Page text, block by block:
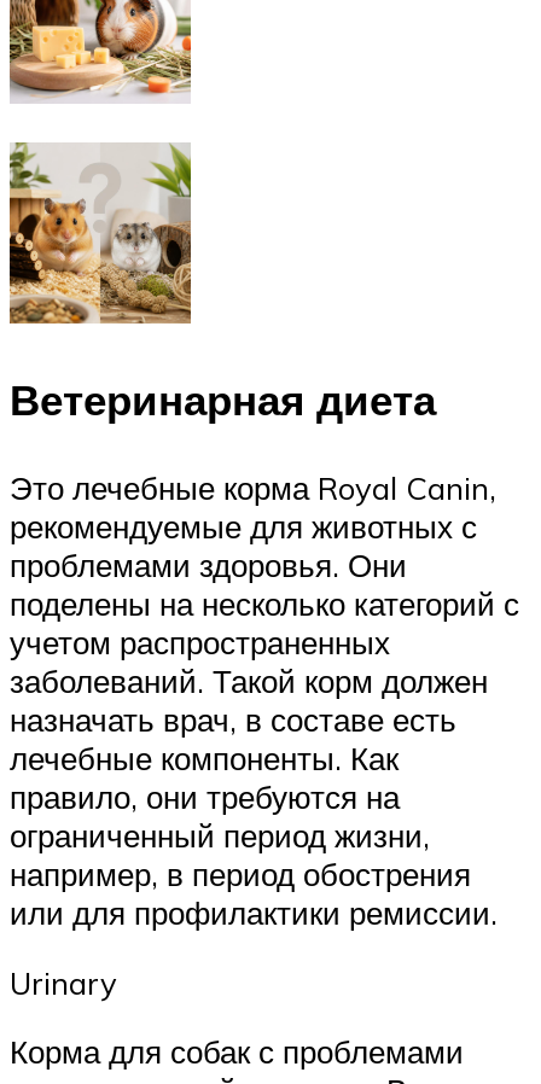
Ветеринарная диета
Это лечебные корма Royal Canin,
рекомендуемые для животных с
проблемами здоровья. Они
поделены на несколько категорий с
учетом распространенных
заболеваний. Такой корм должен
назначать врач, в составе есть
лечебные компоненты. Как
правило, они требуются на
ограниченный период жизни,
например, в период обострения
или для профилактики ремиссии.
Urinary
Корма для собак с проблемами